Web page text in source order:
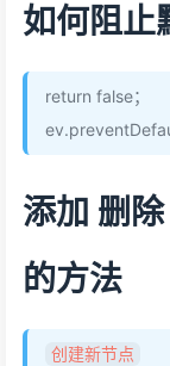
如何阻止
return false；
添加 删
的方法
创建新节点